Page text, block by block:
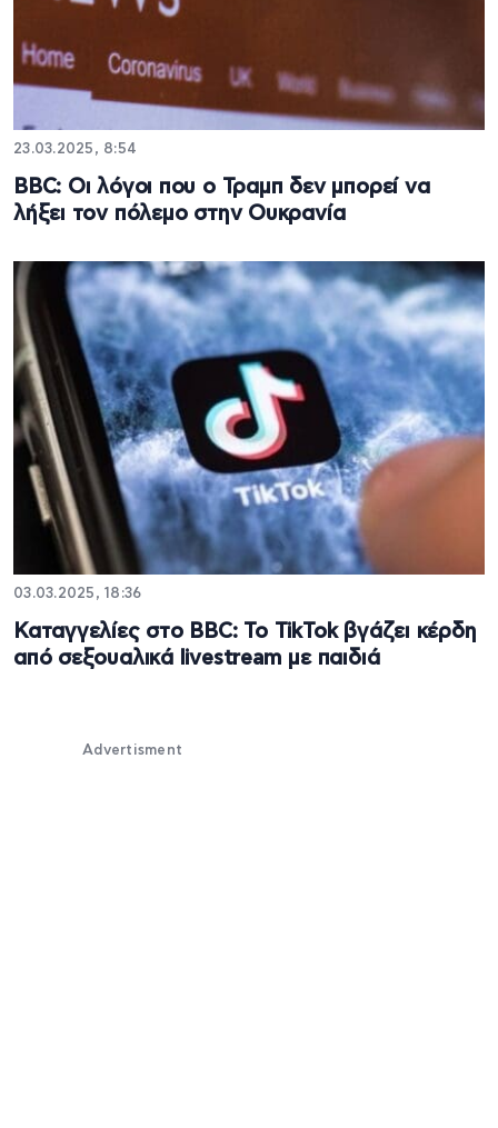
23.03.2025, 8:54
BBC: Οι λόγοι που ο Τραμπ δεν μπορεί να
λήξει τον πόλεμο στην Ουκρανία
03.03.2025, 18:36
Καταγγελίες στο BBC: Το TikTok βγάζει κέρδη
από σεξουαλικά livestream με παιδιά
Advertisment